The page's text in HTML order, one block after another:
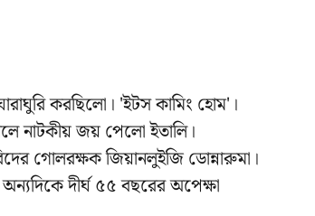
করছিলো। 'ইটস কামিং হোম'।
নাটকীয় জয় পেলো ইতালি।
গোলরক্ষক জিয়ানলুইজি ডোন্নারুমা।
দীর্ঘ ৫৫ বছরের অপেক্ষা